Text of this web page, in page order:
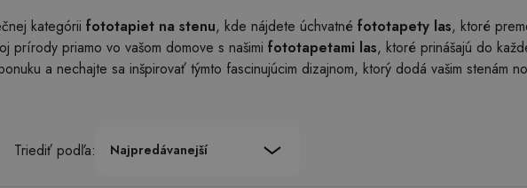
kategórii fototapiet na stenu, kde nájdete úchvatné fototapety las, ktoré
prírody priamo vo vašom domove s našimi fototapetami las, ktoré prinášajú do
a nechajte sa inšpirovať týmto fascinujúcim dizajnom, ktorý dodá vašim stenám
Triediť podľa: Najpredávanejší